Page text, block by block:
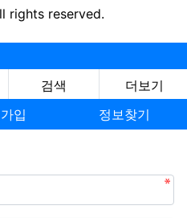
rights reserved.
검색
더보기
입 정보찾기